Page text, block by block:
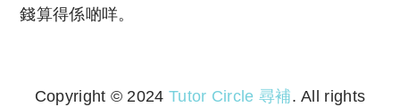
錢算得係啲咩。
Copyright © 2024 Tutor Circle 尋補. All rights